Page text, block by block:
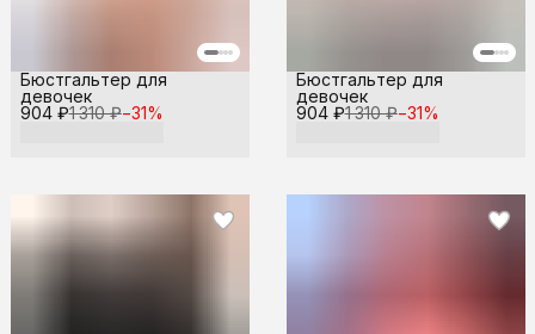
904 ₽1 310 ₽−31%
Бюстгальтер для
девочек
904 ₽1 310 ₽−31%
Бюстгальтер для
девочек